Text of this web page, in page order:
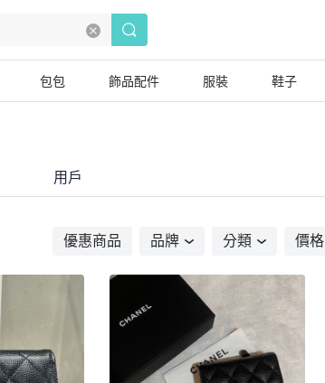
包包 飾品配件 服裝 鞋子
用戶
優惠商品 品牌 分類 價格